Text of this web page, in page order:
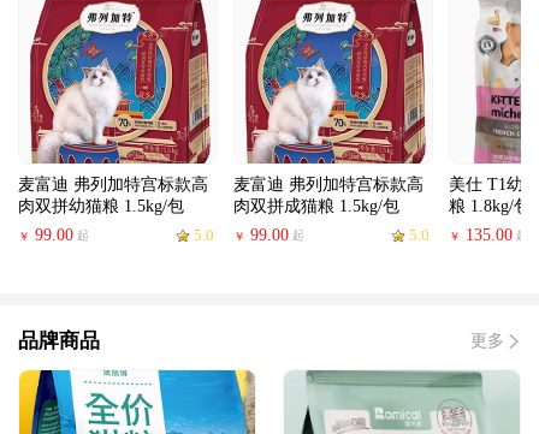
麦富迪 弗列加特宫标款高
肉双拼幼猫粮 1.5kg/包
￥ 99.00 起 5.0
麦富迪 弗列加特宫标款高
肉双拼成猫粮 1.5kg/包
￥ 99.00 起 5.0
美仕 T1幼
粮 1.8kg/包
￥ 135.00 起
品牌商品 更多